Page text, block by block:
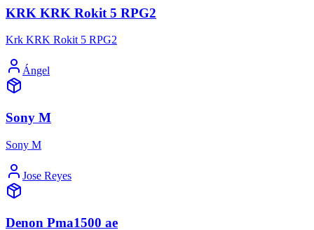
KRK KRK Rokit 5 RPG2
Krk KRK Rokit 5 RPG2
Ángel
Sony M
Sony M
Jose Reyes
Denon Pma1500 ae